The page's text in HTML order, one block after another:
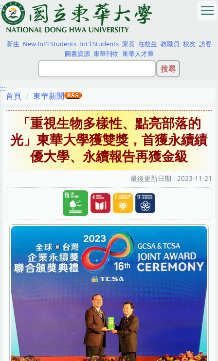
跳
到
主
要
內
:::
新生 New Int'l Students Int'l Students 家長 在校生 教職員 校友 訪客
圖書資源 東華刊物 東華人才庫
:::
首頁 東華新聞
「重視生物多樣性、點亮部落的
光」東華大學獲雙獎，首獲永續績
優大學、永續報告再獲金級
最後更新日期 : 2023-11-21